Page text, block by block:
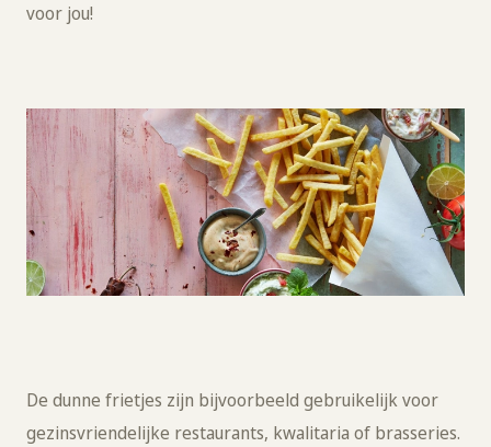
voor jou!
De dunne frietjes zijn bijvoorbeeld gebruikelijk voor
gezinsvriendelijke restaurants, kwalitaria of brasseries.